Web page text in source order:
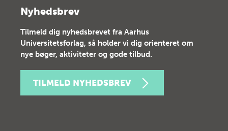
Nyhedsbrev
Tilmeld dig nyhedsbrevet fra Aarhus
Universitetsforlag, så holder vi dig orienteret om
nye bøger, aktiviteter og gode tilbud.
TILMELD NYHEDSBREV